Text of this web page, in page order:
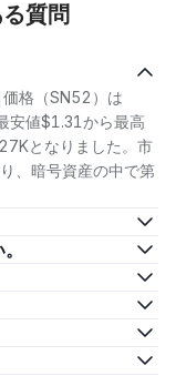
質問
格（SN52）は
安値$1.31から最高
となりました。市
、暗号資産の中で第